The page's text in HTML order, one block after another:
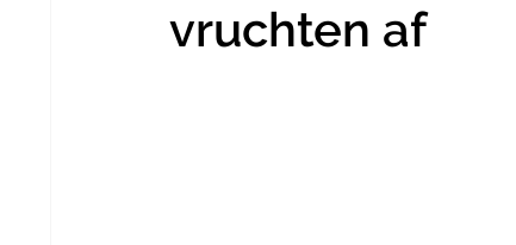
vruchten af